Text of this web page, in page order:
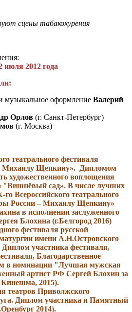
сцены табакокурения
июля 2012 года
музыкальное оформление Валерий
Орлов (г. Санкт-Петербург)
(г. Москва)
театрального фестиваля
Михаилу Щепкину». Дипломом
художественного воплощения
"Вишнёвый сад». В числе лучших
го Всероссийского театрального
России – Михаилу Щепкину»
в исполнении заслуженного
Блохина (г.Белгород 2016)
фестиваля русской
имени А.Н.Островского
Диплом участника фестиваля,
Благодарственное
в номинации "Лучшая мужская
артист РФ Сергей Блохин за
Кинешма, 2015).
театров Приволжского
Диплом участника и Памятный
2014).